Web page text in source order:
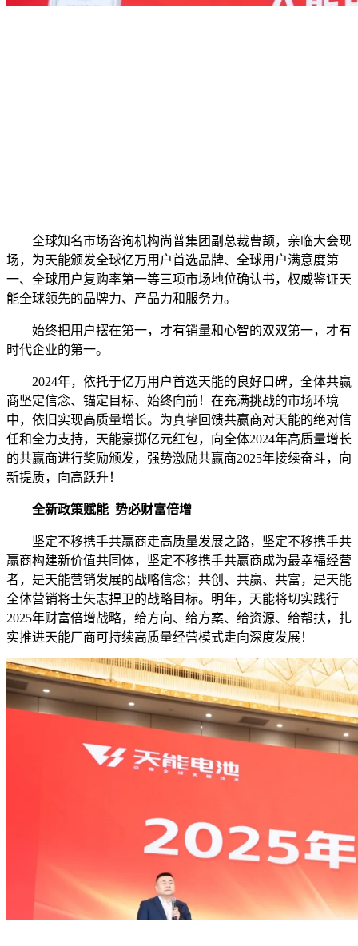
全球知名市场咨询机构尚普集团副总裁曹颉，亲临大会现
场，为天能颁发全球亿万用户首选品牌、全球用户满意度第
一、全球用户复购率第一等三项市场地位确认书，权威鉴证天
能全球领先的品牌力、产品力和服务力。
始终把用户摆在第一，才有销量和心智的双双第一，才有
时代企业的第一。
2024年，依托于亿万用户首选天能的良好口碑，全体共赢
商坚定信念、锚定目标、始终向前！在充满挑战的市场环境
中，依旧实现高质量增长。为真挚回馈共赢商对天能的绝对信
任和全力支持，天能豪掷亿元红包，向全体2024年高质量增长
的共赢商进行奖励颁发，强势激励共赢商2025年接续奋斗，向
新提质，向高跃升！
全新政策赋能 势必财富倍增
坚定不移携手共赢商走高质量发展之路，坚定不移携手共
赢商构建新价值共同体，坚定不移携手共赢商成为最幸福经营
者，是天能营销发展的战略信念；共创、共赢、共富，是天能
全体营销将士矢志捍卫的战略目标。明年，天能将切实践行
2025年财富倍增战略，给方向、给方案、给资源、给帮扶，扎
实推进天能厂商可持续高质量经营模式走向深度发展！